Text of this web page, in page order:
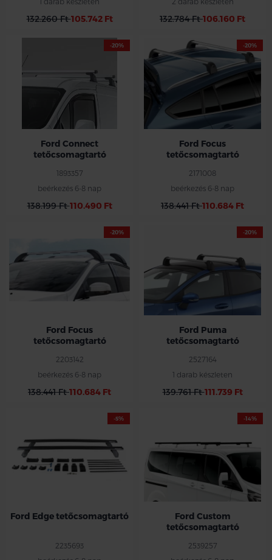
132.260 Ft105.742 Ft 132.784 Ft106.160 Ft
-20%
Ford Connect
tetőcsomagtartó
1893357
beérkezés 6-8 nap
138.199 Ft110.490 Ft
-20%
Ford Focus
tetőcsomagtartó
2171008
beérkezés 6-8 nap
138.441 Ft110.684 Ft
-20%
Ford Focus
tetőcsomagtartó
2203142
beérkezés 6-8 nap
138.441 Ft110.684 Ft
-20%
Ford Puma
tetőcsomagtartó
2527164
1 darab készleten
139.761 Ft111.739 Ft
-5%
Ford Edge tetőcsomagtartó
2235693
-14%
Ford Custom
tetőcsomagtartó
2539257